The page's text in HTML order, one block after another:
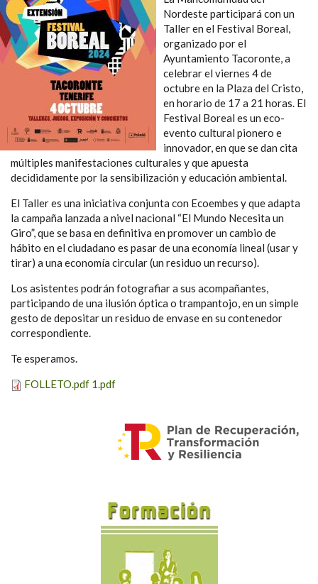
Nordeste participará con un
Taller en el Festival Boreal,
organizado por el
Ayuntamiento Tacoronte, a
celebrar el viernes 4 de
octubre en la Plaza del Cristo,
en horario de 17 a 21 horas. El
Festival Boreal es un eco-
evento cultural pionero e
innovador, en que se dan cita
múltiples manifestaciones culturales y que apuesta
decididamente por la sensibilización y educación ambiental.
El Taller es una iniciativa conjunta con Ecoembes y que adapta
la campaña lanzada a nivel nacional “El Mundo Necesita un
Giro”, que se basa en definitiva en promover un cambio de
hábito en el ciudadano es pasar de una economía lineal (usar y
tirar) a una economía circular (un residuo un recurso).
Los asistentes podrán fotografiar a sus acompañantes,
participando de una ilusión óptica o trampantojo, en un simple
gesto de depositar un residuo de envase en su contenedor
correspondiente.
Te esperamos.
FOLLETO.pdf 1.pdf